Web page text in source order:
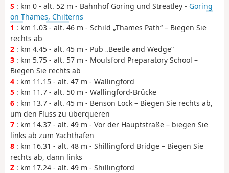
S : km 0 - alt. 52 m - Bahnhof Goring und Streatley - Goring
on Thames, Chilterns
1 : km 1.03 - alt. 46 m - Schild „Thames Path“ – Biegen Sie
rechts ab
2 : km 4.45 - alt. 45 m - Pub „Beetle and Wedge“
3 : km 5.75 - alt. 57 m - Moulsford Preparatory School –
Biegen Sie rechts ab
4 : km 11.15 - alt. 47 m - Wallingford
5 : km 11.7 - alt. 50 m - Wallingford-Brücke
6 : km 13.7 - alt. 45 m - Benson Lock – Biegen Sie rechts ab,
um den Fluss zu überqueren
7 : km 14.37 - alt. 49 m - Vor der Hauptstraße – biegen Sie
links ab zum Yachthafen
8 : km 16.31 - alt. 48 m - Shillingford Bridge – Biegen Sie
rechts ab, dann links
Z : km 17.24 - alt. 49 m - Shillingford